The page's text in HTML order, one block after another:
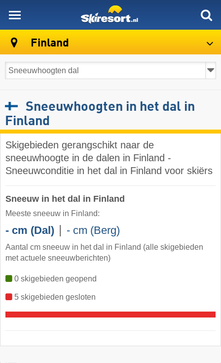
Finland
Sneeuwhoogten in het dal in
Finland
Skigebieden gerangschikt naar de
sneeuwhoogte in de dalen in Finland -
Sneeuwconditie in het dal in Finland voor skiërs
Sneeuw in het dal in Finland
Meeste sneeuw in Finland:
- cm (Dal) | - cm (Berg)
Aantal cm sneeuw in het dal in Finland (alle skigebieden
met actuele sneeuwberichten)
0 skigebieden geopend
5 skigebieden gesloten